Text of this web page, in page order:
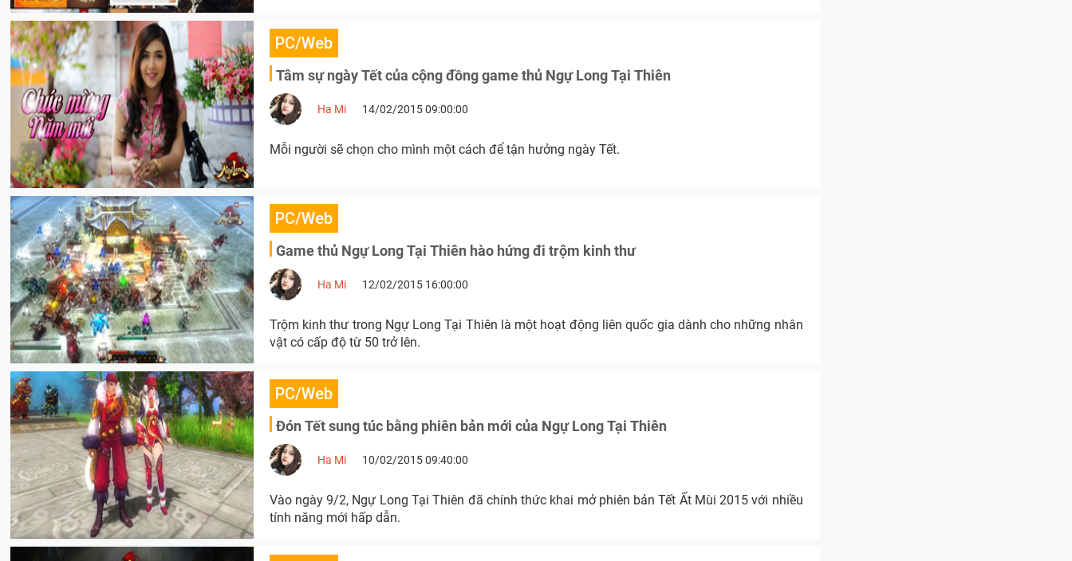
PC/Web
Tâm sự ngày Tết của cộng đồng game thủ Ngự Long Tại Thiên
Ha Mi 14/02/2015 09:00:00
Mỗi người sẽ chọn cho mình một cách để tận hưởng ngày Tết.
PC/Web
Game thủ Ngự Long Tại Thiên hào hứng đi trộm kinh thư
Ha Mi 12/02/2015 16:00:00
Trộm kinh thư trong Ngự Long Tại Thiên là một hoạt động liên quốc gia dành cho những nhân
vật có cấp độ từ 50 trở lên.
PC/Web
Đón Tết sung túc bằng phiên bản mới của Ngự Long Tại Thiên
Ha Mi 10/02/2015 09:40:00
Vào ngày 9/2, Ngự Long Tại Thiên đã chính thức khai mở phiên bản Tết Ất Mùi 2015 với nhiều
tính năng mới hấp dẫn.